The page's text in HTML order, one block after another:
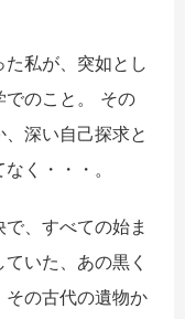
私が、突如とし
でのこと。 その
深い自己探求と
く・・・。
、すべての始ま
いた、あの黒く
その古代の遺物か